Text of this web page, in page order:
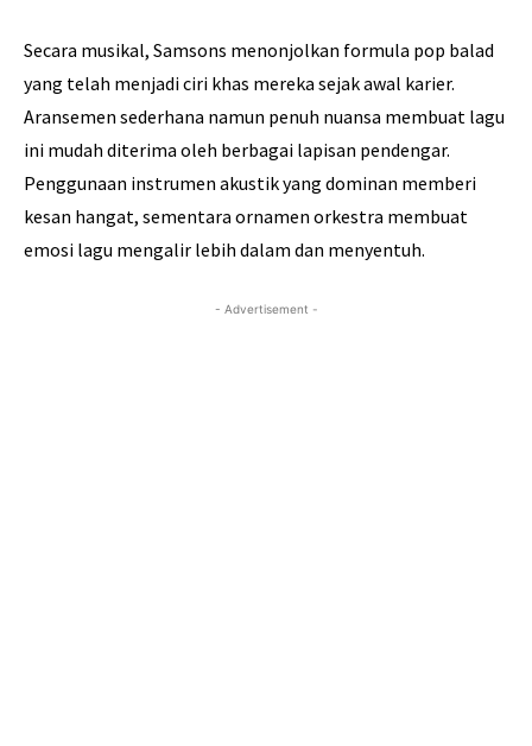
Secara musikal, Samsons menonjolkan formula pop balad
yang telah menjadi ciri khas mereka sejak awal karier.
Aransemen sederhana namun penuh nuansa membuat lagu
ini mudah diterima oleh berbagai lapisan pendengar.
Penggunaan instrumen akustik yang dominan memberi
kesan hangat, sementara ornamen orkestra membuat
emosi lagu mengalir lebih dalam dan menyentuh.
- Advertisement -